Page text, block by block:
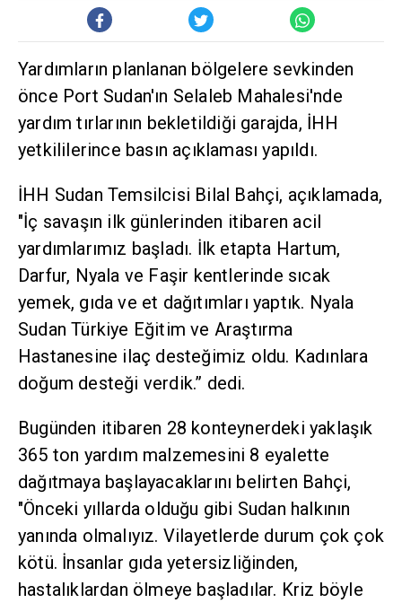
Yardımların planlanan bölgelere sevkinden
önce Port Sudan'ın Selaleb Mahalesi'nde
yardım tırlarının bekletildiği garajda, İHH
yetkililerince basın açıklaması yapıldı.
İHH Sudan Temsilcisi Bilal Bahçi, açıklamada,
"İç savaşın ilk günlerinden itibaren acil
yardımlarımız başladı. İlk etapta Hartum,
Darfur, Nyala ve Faşir kentlerinde sıcak
yemek, gıda ve et dağıtımları yaptık. Nyala
Sudan Türkiye Eğitim ve Araştırma
Hastanesine ilaç desteğimiz oldu. Kadınlara
doğum desteği verdik.” dedi.
Bugünden itibaren 28 konteynerdeki yaklaşık
365 ton yardım malzemesini 8 eyalette
dağıtmaya başlayacaklarını belirten Bahçi,
"Önceki yıllarda olduğu gibi Sudan halkının
yanında olmalıyız. Vilayetlerde durum çok çok
kötü. İnsanlar gıda yetersizliğinden,
hastalıklardan ölmeye başladılar. Kriz böyle